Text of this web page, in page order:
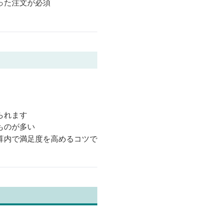
た注文が必須
れます
のが多い
内で満足度を高めるコツで